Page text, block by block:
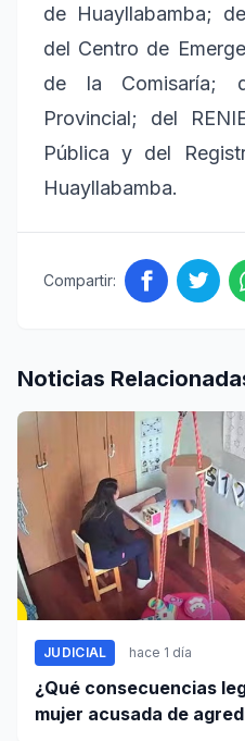
de Huayllabamba;
del Centro de
de la Comisaría;
Provincial; del
Pública y del
Huayllabamba.
Compartir:
Noticias
JUDICIAL hace 1 día
¿Qué consecuencias
mujer acusada de